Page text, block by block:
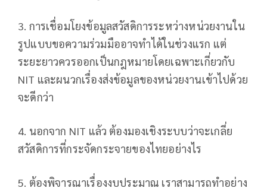
3. การเชื่อมโยงข้อมูลสวัสดิการระหว่างหน่วยงานใน
รูปแบบขอความร่วมมืออาจทำได้ในช่วงแรก แต่
ระยะยาวควรออกเป็นกฎหมายโดยเฉพาะเกี่ยวกับ
NIT และผนวกเรื่องส่งข้อมูลของหน่วยงานเข้าไปด้วย
จะดีกว่า
4. นอกจาก NIT แล้ว ต้องมองเชิงระบบว่าจะเกลี่ย
สวัสดิการที่กระจัดกระจายของไทยอย่างไร
5. ต้องพิจารณาเรื่องงบประมาณ เราสามารถทำอย่าง